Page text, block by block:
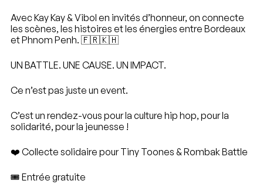
Avec Kay Kay & Vibol en invités d’honneur, on connecte
les scènes, les histoires et les énergies entre Bordeaux
et Phnom Penh. 🇫🇷🇰🇭
UN BATTLE. UNE CAUSE. UN IMPACT.
Ce n’est pas juste un event.
C’est un rendez-vous pour la culture hip hop, pour la
solidarité, pour la jeunesse !
❤️ Collecte solidaire pour Tiny Toones & Rombak Battle
🎟 Entrée gratuite